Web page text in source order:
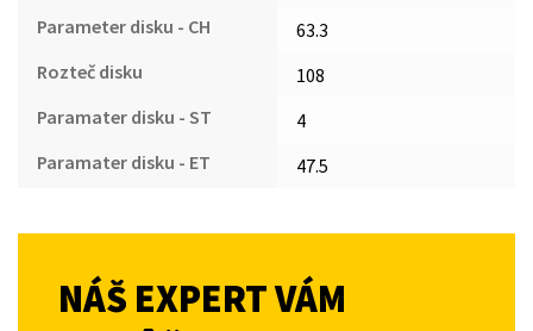
Parameter disku - CH
63.3
Rozteč disku
108
Paramater disku - ST
4
Paramater disku - ET
47.5
NÁŠ EXPERT VÁM